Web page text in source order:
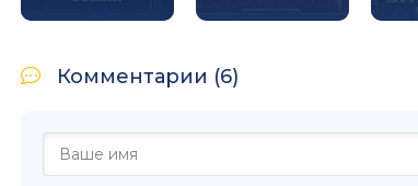
Комментарии (6)